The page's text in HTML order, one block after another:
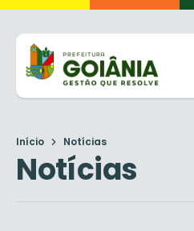
Início Notícias
Notícias